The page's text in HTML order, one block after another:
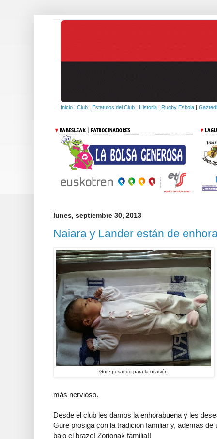
Inicio | Club | Estatutos del Club | Historia | Rugby Eskola |
lunes, septiembre 30, 2013
Naiara y Lander están de
Gure posando para la ocasión
más nervioso.
Desde el club les damos la enhorabuena y les
Gure prosiga con la tradición familiar y, además de
bajo el brazo! Zorionak familia!!